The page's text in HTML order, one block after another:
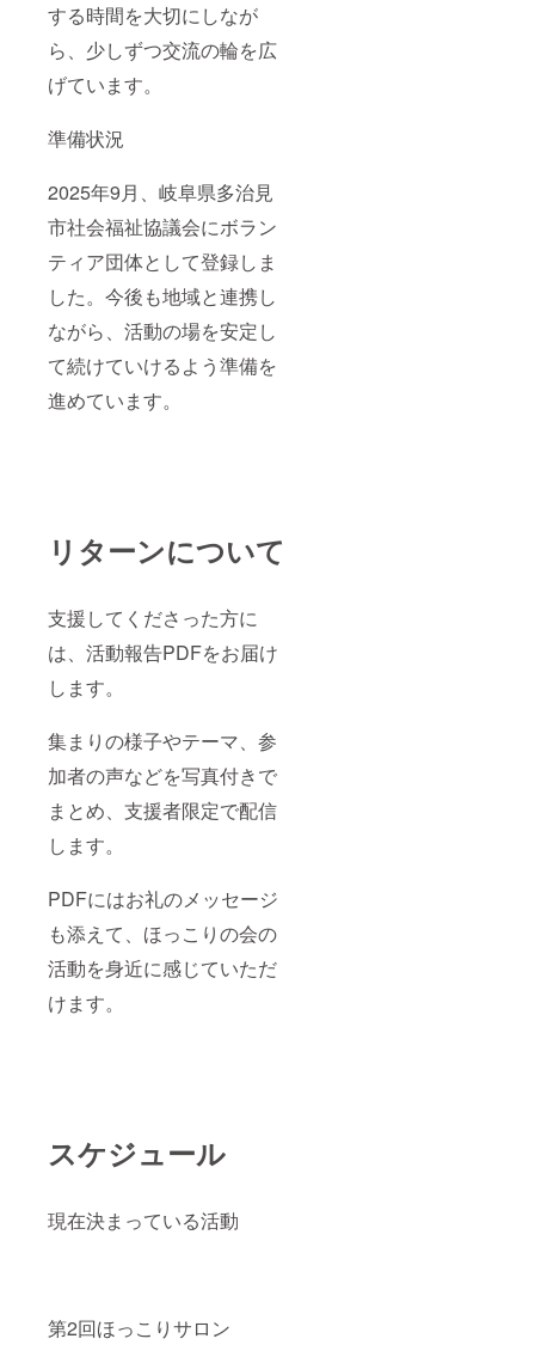
する時間を大切にしなが
ら、少しずつ交流の輪を広
げています。
準備状況
2025年9月、岐阜県多治見
市社会福祉協議会にボラン
ティア団体として登録しま
した。今後も地域と連携し
ながら、活動の場を安定し
て続けていけるよう準備を
進めています。
リターンについて
支援してくださった方に
は、活動報告PDFをお届け
します。
集まりの様子やテーマ、参
加者の声などを写真付きで
まとめ、支援者限定で配信
します。
PDFにはお礼のメッセージ
も添えて、ほっこりの会の
活動を身近に感じていただ
けます。
スケジュール
現在決まっている活動
第2回ほっこりサロン